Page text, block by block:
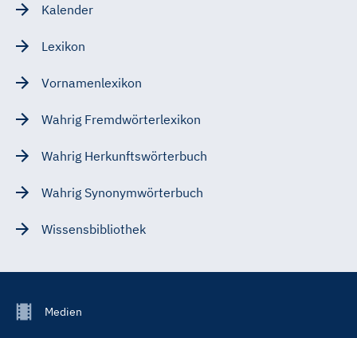
Kalender
Lexikon
Vornamenlexikon
Wahrig Fremdwörterlexikon
Wahrig Herkunftswörterbuch
Wahrig Synonymwörterbuch
Wissensbibliothek
FooterMedien